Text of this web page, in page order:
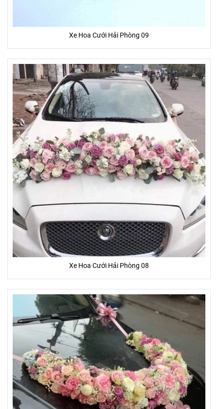
- Hoa tươi là sản phẩm tự nhiên, đặc thù thủ công nên sản
phẩm hoa sau khi hoàn thành sẽ giống 85 - 95% so với hình
- Một số hoa phụ, lá, phụ kiện trên mẫu có thể thay đổi tùy
thuộc vào từng mùa, và từng tỉnh thành.
- Màu sắc của hoa thực tế nhận được có thể thay đổi chút ít
so với hình ảnh mẫu (Do màu sắc hiển thị khác nhau trên
từng màn hình thiết bị, góc chụp, ánh sáng)
ƯU ĐÃI ĐẶC BIỆT
- Tặng banner hoặc thiệp (trị giá 20.000đ - 50.000đ) miễn phí
- Miễn phí giao khu vực nội thành
- Giao gấp trong vòng 2 giờ
- Cam kết 100% hoàn lại tiền nếu Bạn không hài lòng
- Cam kết hoa tươi trên 3 ngày
Xe Hoa Cưới Hải Phòng 09
Xe Hoa Cưới Hải Phòng 08